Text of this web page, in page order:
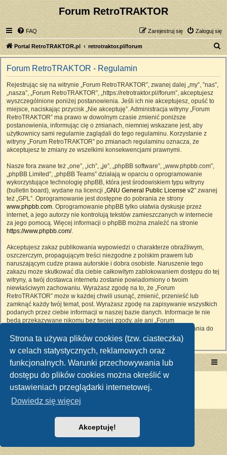
Strona ta używa plików cookies (tzw. ciasteczka)
w celach statystycznych, reklamowych oraz
funkcjonalnych. Warunki przechowywania lub
dostępu do plików cookies można określić w
ustawieniach przeglądarki internetowej.
Dowiedz się więcej
Akceptuję!
Forum RetroTRAKTOR
FAQ Zaloguj się
Zarejestruj się
Portal RetroTRAKTOR.pl retrotraktor.pl/forum
z
Forum RetroTRAKTOR - Regulamin
Rejestrując się na witrynie „Forum RetroTRAKTOR”, zwanej dalej „my”, ”nas”,
„nasza”, „Forum RetroTRAKTOR”, „https://retrotraktor.pl//forum”, akceptujesz
wyszczególnione poniżej postanowienia. Jeśli ich nie akceptujesz, opuść to
miejsce, naciskając przycisk „Nie akceptuję”. Administracja witryny „Forum
RetroTRAKTOR” ma prawo w dowolnym czasie zmienić poniższe
postanowienia, informując cię o zmianach, niemniej wskazane jest, aby
użytkownicy sami regularnie zaglądali do tego regulaminu. Korzystanie z
witryny „Forum RetroTRAKTOR” po zmianach regulaminu oznacza, że
akceptujesz te zmiany ze wszelkimi konsekwencjami prawnymi.
Nasze fora zwane też „one”, „ich”, „je”, „phpBB software”, „www.phpbb.com”,
„phpBB Limited”, „phpBB Teams” działają w oparciu o oprogramowanie
wykorzystujące technologię phpBB, która jest środowiskiem typu witryny
(bulletin board), wydane na licencji „GNU General Public License v2” zwanej
też „GPL”. Oprogramowanie jest dostępne do pobrania ze strony
www.phpbb.com. Oprogramowanie phpBB tylko ułatwia dyskusje przez
internet, a jego autorzy nie kontrolują tekstów zamieszczanych w internecie
za jego pomocą. Więcej informacji o phpBB można znaleźć na stronie
https://www.phpbb.com/.
Akceptujesz zakaz publikowania wypowiedzi o charakterze obraźliwym,
oszczerczym, propagującym treści niezgodne z polskim prawem lub
naruszającym cudze prawa autorskie i dobra osobiste. Naruszenie tego
zakazu może skutkować dla ciebie całkowitym zablokowaniem dostępu do tej
witryny, a twój dostawca internetu zostanie powiadomiony o twoim
niewłaściwym zachowaniu. Wyrażasz zgodę na to, że „Forum
RetroTRAKTOR” może w każdej chwili usunąć, zmienić, przenieść lub
zamknąć każdy twój temat, post. Wyrażasz zgodę na zapisywanie wszystkich
podanych przez ciebie informacji w naszej bazie danych. Informacje te nie
będą przekazywane nikomu bez twojej zgody, ale ani „Forum
RetroTRAKTOR”, ani phpBB nie ponosi odpowiedzialności za włamania do
witryny, podczas których może dojść do kradzieży danych.
Portal RetroTRAKTOR.pl retrotraktor.pl/forum
Technologię dostarcza
Polski pakiet językowy dostarczaphpBB.pl
Zasady ochrony danych osobowych